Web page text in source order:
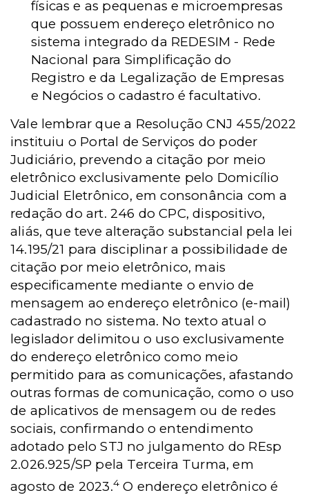
físicas e as pequenas e microempresas
que possuem endereço eletrônico no
sistema integrado da REDESIM - Rede
Nacional para Simplificação do
Registro e da Legalização de Empresas
e Negócios o cadastro é facultativo.
Vale lembrar que a Resolução CNJ 455/2022
instituiu o Portal de Serviços do poder
Judiciário, prevendo a citação por meio
eletrônico exclusivamente pelo Domicílio
Judicial Eletrônico, em consonância com a
redação do art. 246 do CPC, dispositivo,
aliás, que teve alteração substancial pela lei
14.195/21 para disciplinar a possibilidade de
citação por meio eletrônico, mais
especificamente mediante o envio de
mensagem ao endereço eletrônico (e-mail)
cadastrado no sistema. No texto atual o
legislador delimitou o uso exclusivamente
do endereço eletrônico como meio
permitido para as comunicações, afastando
outras formas de comunicação, como o uso
de aplicativos de mensagem ou de redes
sociais, confirmando o entendimento
adotado pelo STJ no julgamento do REsp
2.026.925/SP pela Terceira Turma, em
agosto de 2023.4O endereço eletrônico é